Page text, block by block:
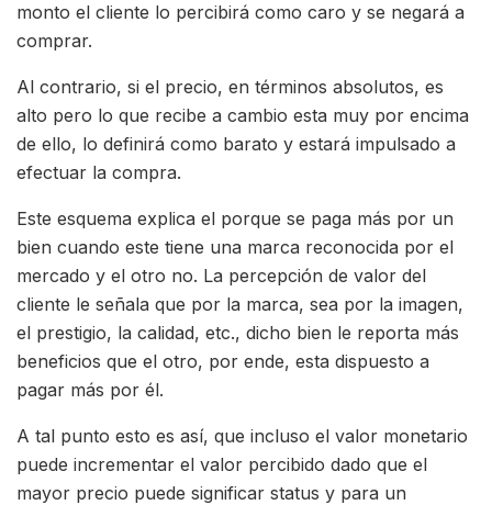
monto el cliente lo percibirá como caro y se negará a
comprar.
Al contrario, si el precio, en términos absolutos, es
alto pero lo que recibe a cambio esta muy por encima
de ello, lo definirá como barato y estará impulsado a
efectuar la compra.
Este esquema explica el porque se paga más por un
bien cuando este tiene una marca reconocida por el
mercado y el otro no. La percepción de valor del
cliente le señala que por la marca, sea por la imagen,
el prestigio, la calidad, etc., dicho bien le reporta más
beneficios que el otro, por ende, esta dispuesto a
pagar más por él.
A tal punto esto es así, que incluso el valor monetario
puede incrementar el valor percibido dado que el
mayor precio puede significar status y para un